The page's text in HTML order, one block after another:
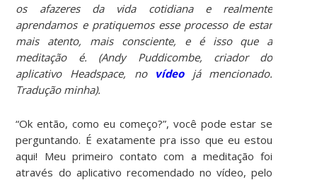
os afazeres da vida cotidiana e realmente
aprendamos e pratiquemos esse processo de estar
mais atento, mais consciente, e é isso que a
meditação é. (Andy Puddicombe, criador do
aplicativo Headspace, no vídeojá mencionado.
Tradução minha).
“Ok então, como eu começo?”, você pode estar se
perguntando. É exatamente pra isso que eu estou
aqui! Meu primeiro contato com a meditação foi
através do aplicativo recomendado no vídeo, pelo